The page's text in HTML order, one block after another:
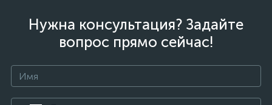
Нужна консультация? Задайте
вопрос прямо сейчас!